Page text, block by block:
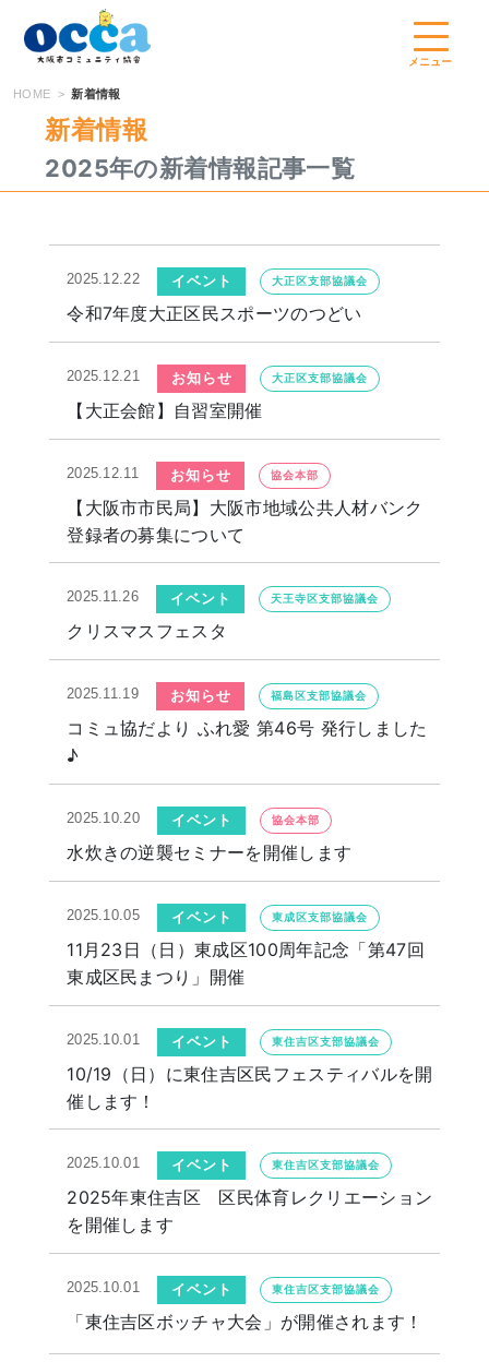
ン
キ
メニュー
HOME 新着情報
新着情報
2025年の新着情報記事一覧
2025.12.22 イベント 大正区支部協議会
令和7年度大正区民スポーツのつどい
2025.12.21 お知らせ 大正区支部協議会
【大正会館】自習室開催
2025.12.11 お知らせ 協会本部
【大阪市市民局】大阪市地域公共人材バンク
登録者の募集について
2025.11.26 イベント 天王寺区支部協議会
クリスマスフェスタ
2025.11.19 お知らせ 福島区支部協議会
コミュ協だより ふれ愛 第46号 発行しました
♪
2025.10.20 イベント 協会本部
水炊きの逆襲セミナーを開催します
2025.10.05 イベント 東成区支部協議会
11月23日（日）東成区100周年記念「第47回
東成区民まつり」開催
2025.10.01 イベント 東住吉区支部協議会
10/19（日）に東住吉区民フェスティバルを開
催します！
2025.10.01 イベント 東住吉区支部協議会
2025年東住吉区 区民体育レクリエーション
を開催します
2025.10.01 イベント 東住吉区支部協議会
「東住吉区ボッチャ大会」が開催されます！